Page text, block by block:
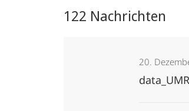
122 Nachrichten
20.